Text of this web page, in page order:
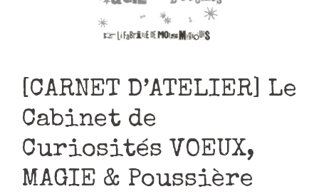
[CARNET D’ATELIER] Le
Cabinet de
Curiosités VOEUX,
MAGIE & Poussière